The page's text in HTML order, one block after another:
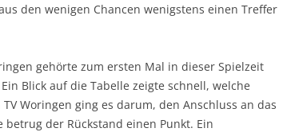
den wenigen Chancen wenigstens einen Treffer
gehörte zum ersten Mal in dieser Spielzeit
Blick auf die Tabelle zeigte schnell, welche
Woringen ging es darum, den Anschluss an das
der Rückstand einen Punkt. Ein